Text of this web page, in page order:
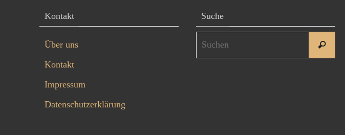
Kontakt
Über uns
Kontakt
Impressum
Datenschutzerklärung
Suche
Suchen